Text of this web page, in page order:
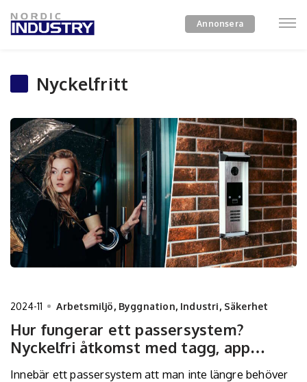
Annonsera
Nyckelfritt
2024-11 Arbetsmiljö, Byggnation, Industri, Säkerhet
Hur fungerar ett passersystem?
Nyckelfri åtkomst med tagg, app…
Innebär ett passersystem att man inte längre behöver